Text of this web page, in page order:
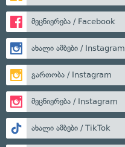
მეცნიერება / Facebook
ახალი ამბები / Instagram
გართობა / Instagram
მეცნიერება / Instagram
ახალი ამბები / TikTok